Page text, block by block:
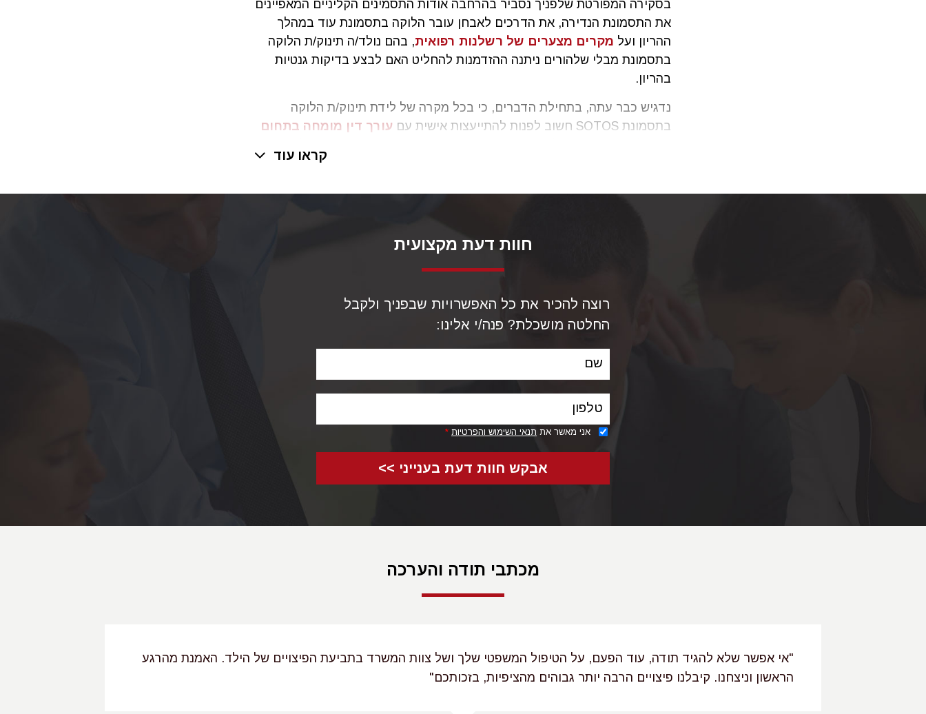
בסקירה המפורטת שלפניך נסביר בהרחבה אודות התסמינים הקליניים המאפיינים
את התסמונת הנדירה, את הדרכים לאבחן עובר הלוקה בתסמונת עוד במהלך
ההריון ועל מקרים מצערים של רשלנות רפואית, בהם נולד/ה תינוק/ת הלוקה
בתסמונת מבלי שלהורים ניתנה ההזדמנות להחליט האם לבצע בדיקות גנטיות
בהריון.
נדגיש כבר עתה, בתחילת הדברים, כי בכל מקרה של לידת תינוק/ת הלוקה
בתסמונת SOTOS חשוב לפנות להתייעצות אישית עם
עורך דין מומחה בתחום
קראו עוד
חוות דעת מקצועית
רוצה להכיר את כל האפשרויות שבפניך ולקבל
החלטה מושכלת? פנה/י אלינו:
שם
טלפון
אני מאשר את תנאי השימוש והפרטיות *
אבקש חוות דעת בענייני >>
מכתבי תודה והערכה
"אי אפשר שלא להגיד תודה, עוד הפעם, על הטיפול המשפטי שלך ושל צוות המשרד בתביעת הפיצויים של הילד. האמנת מהרגע
הראשון וניצחנו. קיבלנו פיצויים הרבה יותר גבוהים מהציפיות, בזכותכם"